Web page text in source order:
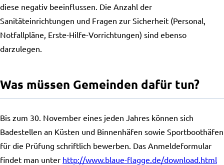
diese negativ beeinflussen. Die Anzahl der
Sanitäteinrichtungen und Fragen zur Sicherheit (Personal,
Notfallpläne, Erste-Hilfe-Vorrichtungen) sind ebenso
darzulegen.
Was müssen Gemeinden dafür tun?
Bis zum 30. November eines jeden Jahres können sich
Badestellen an Küsten und Binnenhäfen sowie Sportboothäfen
für die Prüfung schriftlich bewerben. Das Anmeldeformular
findet man unter http://www.blaue-flagge.de/download.html